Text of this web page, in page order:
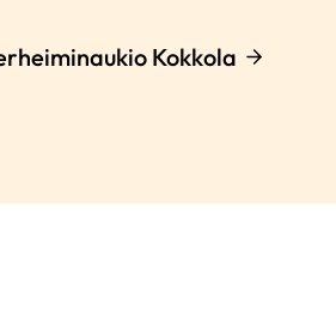
Kokkola